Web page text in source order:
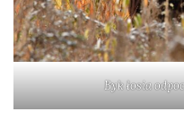
Byk łosia